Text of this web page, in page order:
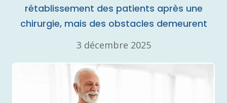
rétablissement des patients après une
chirurgie, mais des obstacles demeurent
3 décembre 2025